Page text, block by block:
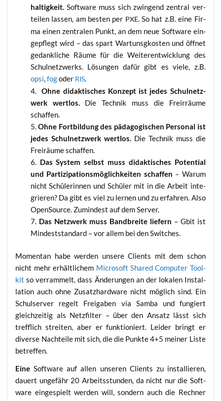
hal­tig­keit. Soft­ware muss sich zwin­gend zen­tral ver­
tei­len las­sen, am bes­ten per PXE. So hat z.B. eine Fir­
ma einen zen­tra­len Punkt, an dem neue Soft­ware ein­
ge­pflegt wird – das spart War­tunsg­kos­ten und öff­net
gedank­li­che Räu­me für die Wei­ter­ent­wick­lung des
Schul­netz­werks. Lösun­gen dafür gibt es vie­le, z.B.
opsi,fogoder RIS.
Ohne didak­ti­sches Kon­zept ist jedes Schul­netz­
werk wert­los.Die Tech­nik muss die Fre­ir­räu­me
schaffen.
Ohne Fort­bil­dung des päd­ago­gi­schen Per­so­nal ist
jedes Schul­netz­werk wert­los.Die Tech­nik muss die
Frei­räu­me schaffen.
Das Sys­tem selbst muss didak­ti­sches Poten­ti­al
und Par­ti­zi­pa­ti­ons­mög­lich­kei­ten schaf­fen – War­um
nicht Schü­le­rin­nen und Schü­ler mit in die Arbeit inte­
grie­ren? Da gibt es viel zu ler­nen und zu erfah­ren. Also
Open­So­ur­ce. Zumin­dest auf dem Server.
Das Netz­werk muss Band­brei­te lie­fern – Gbit ist
Min­dest­stan­dard – vor allem bei den Switches.
Momen­tan habe wer­den unse­re Cli­ents mit dem schon
nicht mehr erhält­li­chem Micro­soft Shared Com­pu­ter Tool­
kit so ver­ram­melt, dass Ände­run­gen an der loka­len Instal­
la­ti­on auch ohne Zusatz­hard­ware nicht mög­lich sind. Ein
Schul­ser­ver regelt Frei­ga­ben via Sam­ba und fun­giert
gleich­zei­tig als Netz­fil­ter – über den Ansatz lässt sich
treff­lich strei­ten, aber er funk­tio­niert. Lei­der bringt er
diver­se Nach­tei­le mit sich, die die Punk­te 4+5 mei­ner Lis­te
betreffen.
Eine Soft­ware auf allen unse­ren Cli­ents zu instal­lie­ren,
dau­ert unge­fähr 20 Arbeits­stun­den, da nicht nur die Soft­
ware ein­ge­spielt wer­den will, son­dern auch die Rech­ner